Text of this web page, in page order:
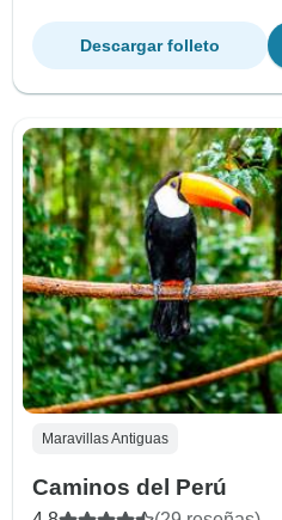
Descargar folleto
Maravillas Antiguas
Caminos del Perú